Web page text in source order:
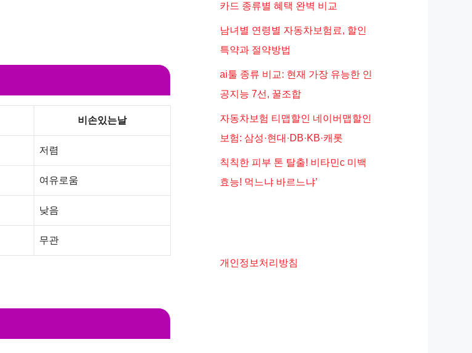
비손있는날
저렴
여유로움
낮음
무관
카드 종류별 혜택 완벽 비교
남녀별 연령별 자동차보험료, 할인
특약과 절약방법
ai툴 종류 비교: 현재 가장 유능한 인
공지능 7선, 꿀조합
자동차보험 티맵할인 네이버맵할인
보험: 삼성·현대·DB·KB·캐롯
칙칙한 피부 톤 탈출! 비타민c 미백
효능! 먹느냐 바르느냐’
개인정보처리방침